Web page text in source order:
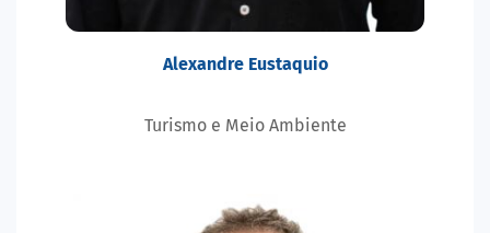
Alexandre Eustaquio
Turismo e Meio Ambiente